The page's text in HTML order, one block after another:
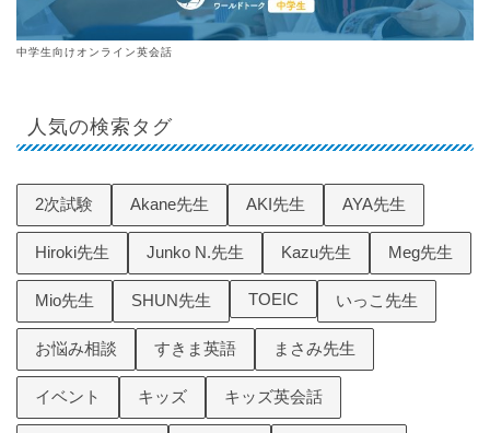
中学生向けオンライン英会話
人気の検索タグ
2次試験 Akane先生 AKI先生 AYA先生
Hiroki先生 Junko N.先生 Kazu先生 Meg先生
Mio先生 SHUN先生 TOEIC いっこ先生
お悩み相談 すきま英語 まさみ先生
イベント キッズ キッズ英会話